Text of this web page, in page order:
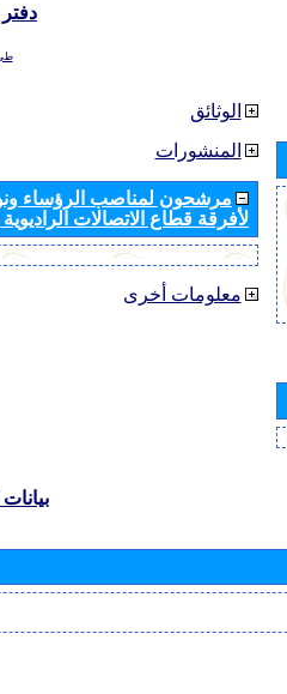
الوثائق
المنشورات
مرشحون لمناصب الرؤساء
لأفرقة قطاع الاتصالات
معلومات أخرى